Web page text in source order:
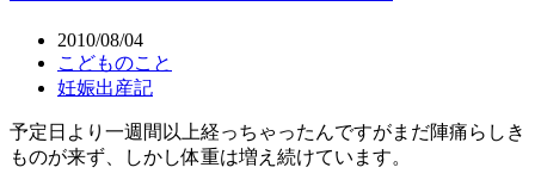
2010/08/04
こどものこと
妊娠出産記
予定日より一週間以上経っちゃったんですがまだ陣痛らしき
ものが来ず、しかし体重は増え続けています。